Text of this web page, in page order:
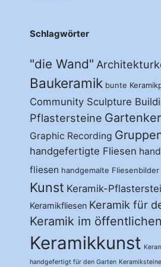
Schlagwörter
"die Wand"
Baukeramik bunte
Community Sculpture
Pflastersteine
Graphic Recording
handgefertigte Fliesen
fliesen handgemalte Fliesenbilder
Kunst Keramik-
Keramikfliesen Keramik für
Keramik im
Keramikkunst
handgefertigt für den Garten